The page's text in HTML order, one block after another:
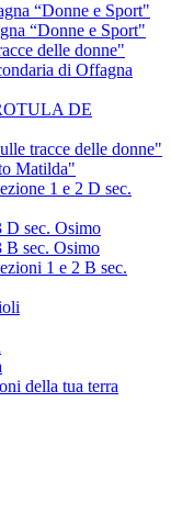
“Donne e Sport"
“Donne e Sport"
delle donne"
di Offagna
DE
tracce delle donne"
Matilda"
1 e 2 D sec.
D sec. Osimo
B sec. Osimo
1 e 2 B sec.
della tua terra